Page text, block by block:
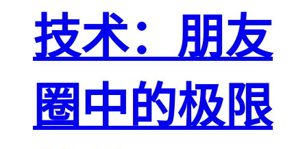
技术：朋友
圈中的极限